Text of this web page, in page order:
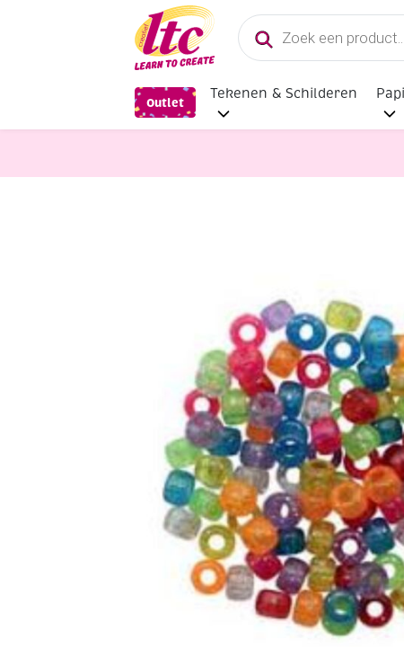
Producten
zoeken
Outlet
Tekenen & Schilderen